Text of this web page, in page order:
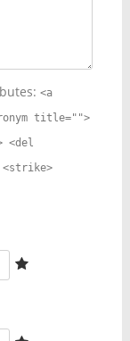
<a
title="">
<del
<strike>